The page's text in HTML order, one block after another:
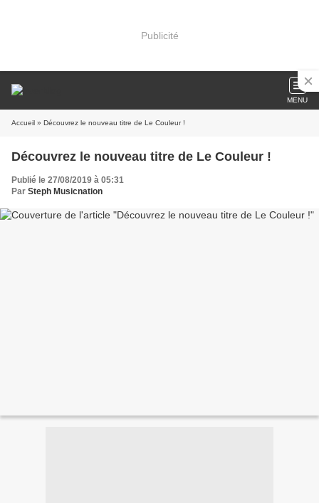
Publicité
MENU
Accueil » Découvrez le nouveau titre de Le Couleur !
Découvrez le nouveau titre de Le Couleur !
Publié le 27/08/2019 à 05:31
Par Steph Musicnation